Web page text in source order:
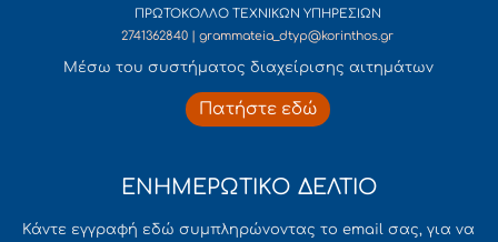
ΠΡΩΤΟΚΟΛΛΟ ΤΕΧΝΙΚΩΝ ΥΠΗΡΕΣΙΩΝ
2741362840 | grammateia_dtyp@korinthos.gr
Mέσω του συστήματος διαχείρισης αιτημάτων
Πατήστε εδώ
ΕΝΗΜΕΡΩΤΙΚΟ ΔΕΛΤΙΟ
Κάντε εγγραφή εδώ συμπληρώνοντας το email σας, για να